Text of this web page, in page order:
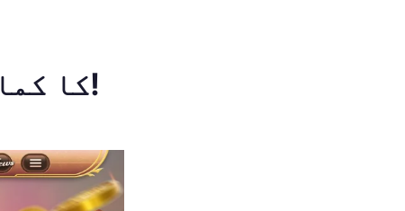
میری بائیک، میری محنت اور q789 کا کمال!